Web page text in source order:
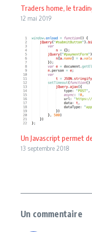
Traders home, le
12 mai 2019
Un Javascript permet
13 septembre 2018
Un commentaire